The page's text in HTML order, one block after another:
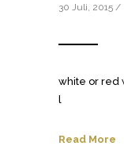
30 Juli, 2015 /
white or red
l
Read More